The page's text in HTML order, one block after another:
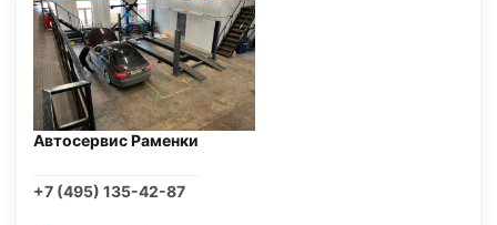
Автосервис Раменки
+7 (495) 135-42-87